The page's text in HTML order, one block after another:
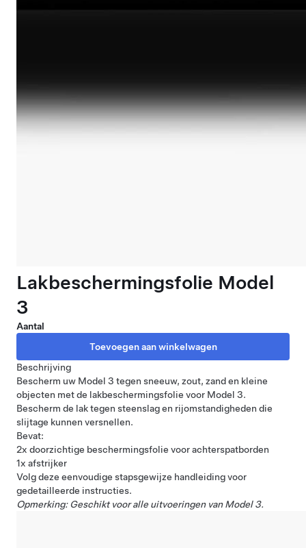
Lakbeschermingsfolie Model
3
Aantal
Beschrijving
Bescherm uw Model 3 tegen sneeuw, zout, zand en kleine
objecten met de lakbeschermingsfolie voor Model 3.
Bescherm de lak tegen steenslag en rijomstandigheden die
slijtage kunnen versnellen.
Bevat:
2x doorzichtige beschermingsfolie voor achterspatborden
1x afstrijker
Volg deze eenvoudige stapsgewijze handleidingvoor
gedetailleerde instructies.
Opmerking: Geschikt voor alle uitvoeringen van Model 3.